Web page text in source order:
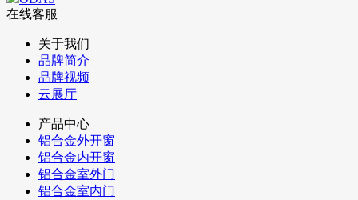
在线客服
关于我们
品牌简介
品牌视频
云展厅
产品中心
铝合金外开窗
铝合金内开窗
铝合金室外门
铝合金室内门